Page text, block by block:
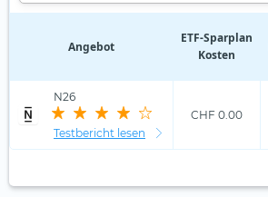
Angebot
ETF‑Sparplan
Kosten
N26
Testbericht lesen
CHF 0.00